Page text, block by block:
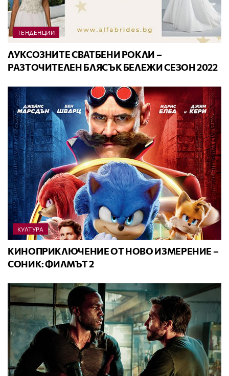
ТЕНДЕНЦИИ
ЛУКСОЗНИТЕ СВАТБЕНИ РОКЛИ –
РАЗТОЧИТЕЛЕН БЛЯСЪК БЕЛЕЖИ СЕЗОН 2022
КУЛТУРА
КИНОПРИКЛЮЧЕНИЕ ОТ НОВО ИЗМЕРЕНИЕ –
СОНИК: ФИЛМЪТ 2